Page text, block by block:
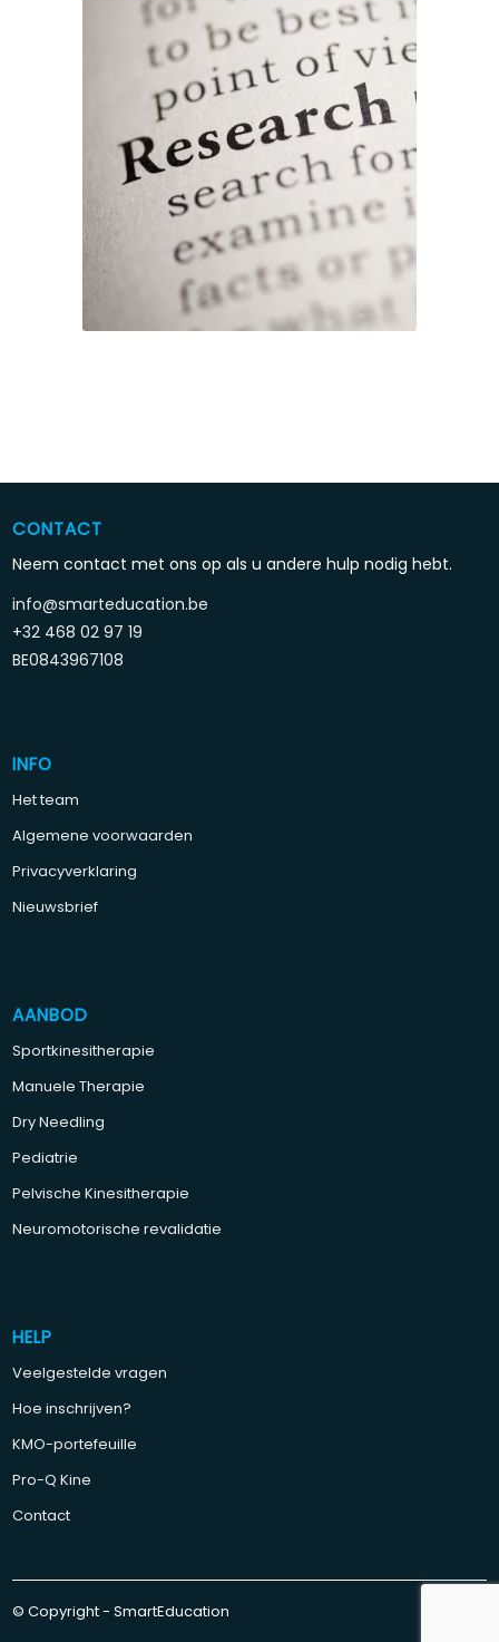
CONTACT
Neem contact met ons op als u andere hulp nodig hebt.
info@smarteducation.be
+32 468 02 97 19
BE0843967108
INFO
Het team
Algemene voorwaarden
Privacyverklaring
Nieuwsbrief
AANBOD
Sportkinesitherapie
Manuele Therapie
Dry Needling
Pediatrie
Pelvische Kinesitherapie
Neuromotorische revalidatie
HELP
Veelgestelde vragen
Hoe inschrijven?
KMO-portefeuille
Pro-Q Kine
Contact
© Copyright - SmartEducation